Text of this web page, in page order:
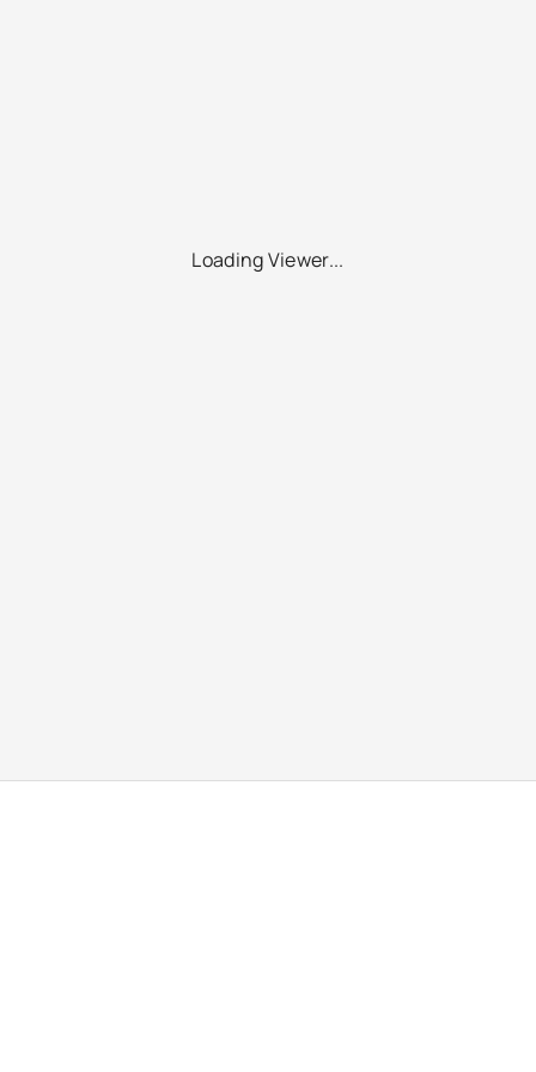
Loading Viewer...